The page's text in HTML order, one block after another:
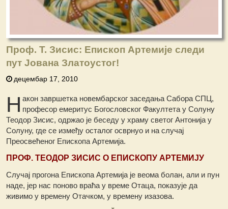
Проф. Т. Зисис: Епископ Артемије следи
пут Јована Златоустог!
децембар 17, 2010
Н акон завршетка новембарског заседања Сабора СПЦ,
професор емеритус Богословског Факултета у Солуну
Теодор Зисис, одржао је беседу у храму светог Антонија у
Солуну, где се између осталог осврнуо и на случај
Преосвећеног Епископа Артемија.
ПРОФ. ТЕОДОР ЗИСИС О ЕПИСКОПУ АРТЕМИЈУ
Случај прогона Епископа Артемијa је веома болан, али и пун
наде, јер нас поново враћа у време Отаца, показује да
живимо у времену Отачком, у времену изазова.